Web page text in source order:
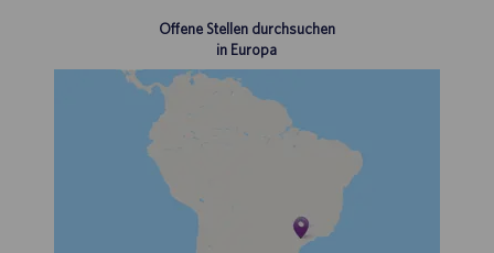
Offene Stellen durchsuchen
in Europa